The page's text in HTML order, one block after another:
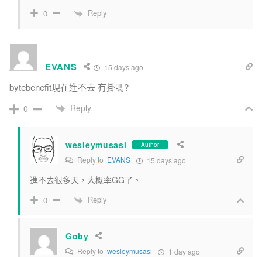
0 Reply
EVANS 15 days ago
bytebenefit現在進不去 有掛嗎?
0 Reply
wesleymusasi Author
Reply to EVANS 15 days ago
進不去很多天，大概率GG了。
0 Reply
Goby
Reply to wesleymusasi 1 day ago